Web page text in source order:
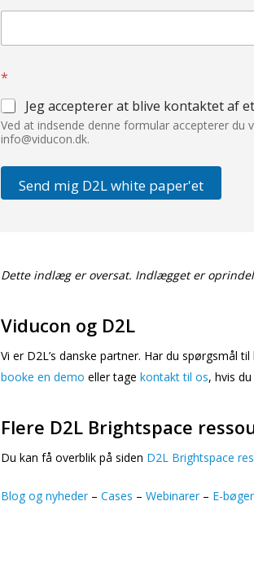
*
Jeg accepterer at blive kontaktet af
Ved at indsende denne formular accepterer du
info@viducon.dk.
Send mig D2L white paper'et
Dette indlæg er oversat. Indlægget er
Viducon og D2L
Vi er D2L’s danske partner. Har du spørgsmål
booke en demo eller tage kontakt til os, hvis
Flere D2L Brightspace
Du kan få overblik på siden D2L Brightspace
Blog og nyheder –Cases –Webinarer – E-